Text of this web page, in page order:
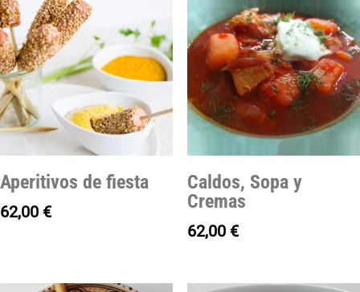
Aperitivos de fiesta
62,00 €
Caldos, Sopa y
Cremas
62,00 €